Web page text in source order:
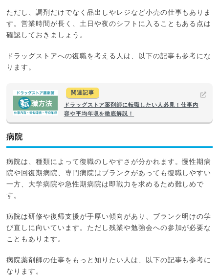
ただし、調剤だけでなく品出しやレジなど小売の仕事もありま
す。営業時間が長く、土日や夜のシフトに入ることもある点は
確認しておきましょう。
ドラッグストアへの復職を考える人は、以下の記事も参考にな
ります。
関連記事
ドラッグストア薬剤師に転職したい人必見！仕事内
容や平均年収を徹底解説！
病院
病院は、種類によって復職のしやすさが分かれます。慢性期病
院や回復期病院、専門病院はブランクがあっても復職しやすい
一方、大学病院や急性期病院は即戦力を求めるため難しめで
す。
病院は研修や復帰支援が手厚い傾向があり、ブランク明けの学
び直しに向いています。ただし残業や勉強会への参加が必要な
こともあります。
病院薬剤師の仕事をもっと知りたい人は、以下の記事も参考に
なります。